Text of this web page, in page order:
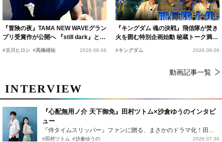
『冒険の夜』TAMA NEW WAVEグラン
プリ受賞作が公開へ 『still dark』と同
時上映決定
#古川ヒロシ #髙橋雄祐 2026.08.06
『キングダム 魂の決戦』飛信隊が焚き
火を囲む特別企画始動 秘蔵トーク満載
の“キングダムキャンプ”開催
#キングダム 2026.08.06
動画記事一覧
INTERVIEW
『心配無用ノ介 天下御免』田村ツトム×沙倉ゆうのインタビ
ュー
『侍タイムスリッパー』ファンに贈る、まさかのドラマ化！田村ツトム×沙倉ゆうのが語る『心配無用ノ介』撮影秘話
#田村ツトム #沙倉ゆうの 2026.07.30